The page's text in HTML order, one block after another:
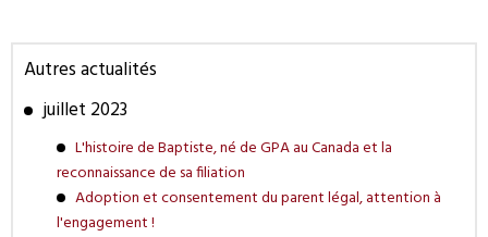
Autres actualités
juillet 2023
L'histoire de Baptiste, né de GPA au Canada et la
reconnaissance de sa filiation
Adoption et consentement du parent légal, attention à
l'engagement !